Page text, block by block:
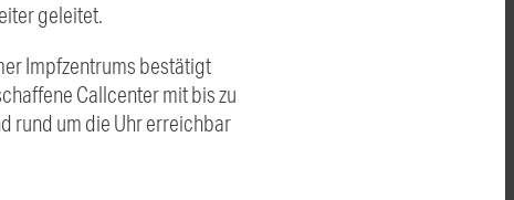
geleitet.
Impfzentrums bestätigt
Callcenter mit bis zu
rund um die Uhr erreichbar